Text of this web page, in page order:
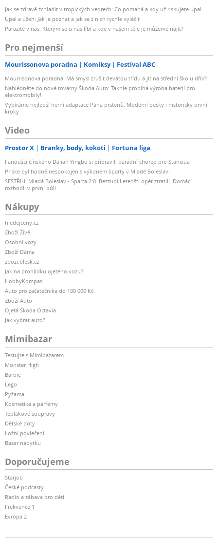
Jak se zdravě zchladit v tropických vedrech: Co pomáhá a kdy už riskujete úpal
Úpal a úžeh: Jak je poznat a jak se z nich rychle vyléčit
Parazité v nás: Kterým se u nás líbí a kde v našem těle je můžeme najít?
Pro nejmenší
Mourissonova poradna Komiksy Festival ABC
Mourrisonova poradna: Má smysl zrušit devátou třídu a jít na střední školu dřív?
Nahlédněte do nové továrny Škoda Auto: Takhle probíhá výroba baterií pro
elektromobily!
Vybíráme nejlepší herní adaptace Pána prstenů. Moderní pecky i historicky první
kroky
Video
Prostor X Branky, body, kokoti Fortuna liga
Fanoušci čínského Dalian Yingbo si připravili parádní choreo pro Stanciua
Priske byl hodně nespokojen s výkonem Sparty v Mladé Boleslavi
SESTŘIH: Mladá Boleslav - Sparta 2:0. Bezzubí Letenští opět ztratili. Domácí
rozhodli v první půli
Nákupy
hledejceny.cz
Zboží Živě
Osobní vozy
Zboží Dáma
zbozi.blesk.cz
Jak na prohlídku ojetého vozu?
HobbyKompas
Auto pro začátečníka do 100 000 Kč
Zboží Auto
Ojetá Škoda Octavia
Jak vybrat auto?
Mimibazar
Testujte s Mimibazarem
Monster High
Barbie
Lego
Pyžama
Kosmetika a parfémy
Teplákové soupravy
Dětské boty
Ložní povlečení
Bazar nábytku
Doporučujeme
Starjob
České podcasty
Rádio a zábava pro děti
Frekvence 1
Evropa 2